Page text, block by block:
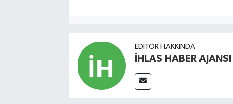
EDITÖR HAKKINDA
İHLAS HABER AJANSI